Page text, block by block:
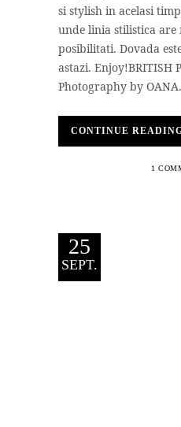
si stylish in acelasi
unde linia stilistica are
posibilitati. Dovada
astazi. Enjoy!BRITISH
Photography by
CONTINUE
1
25
SEPT.